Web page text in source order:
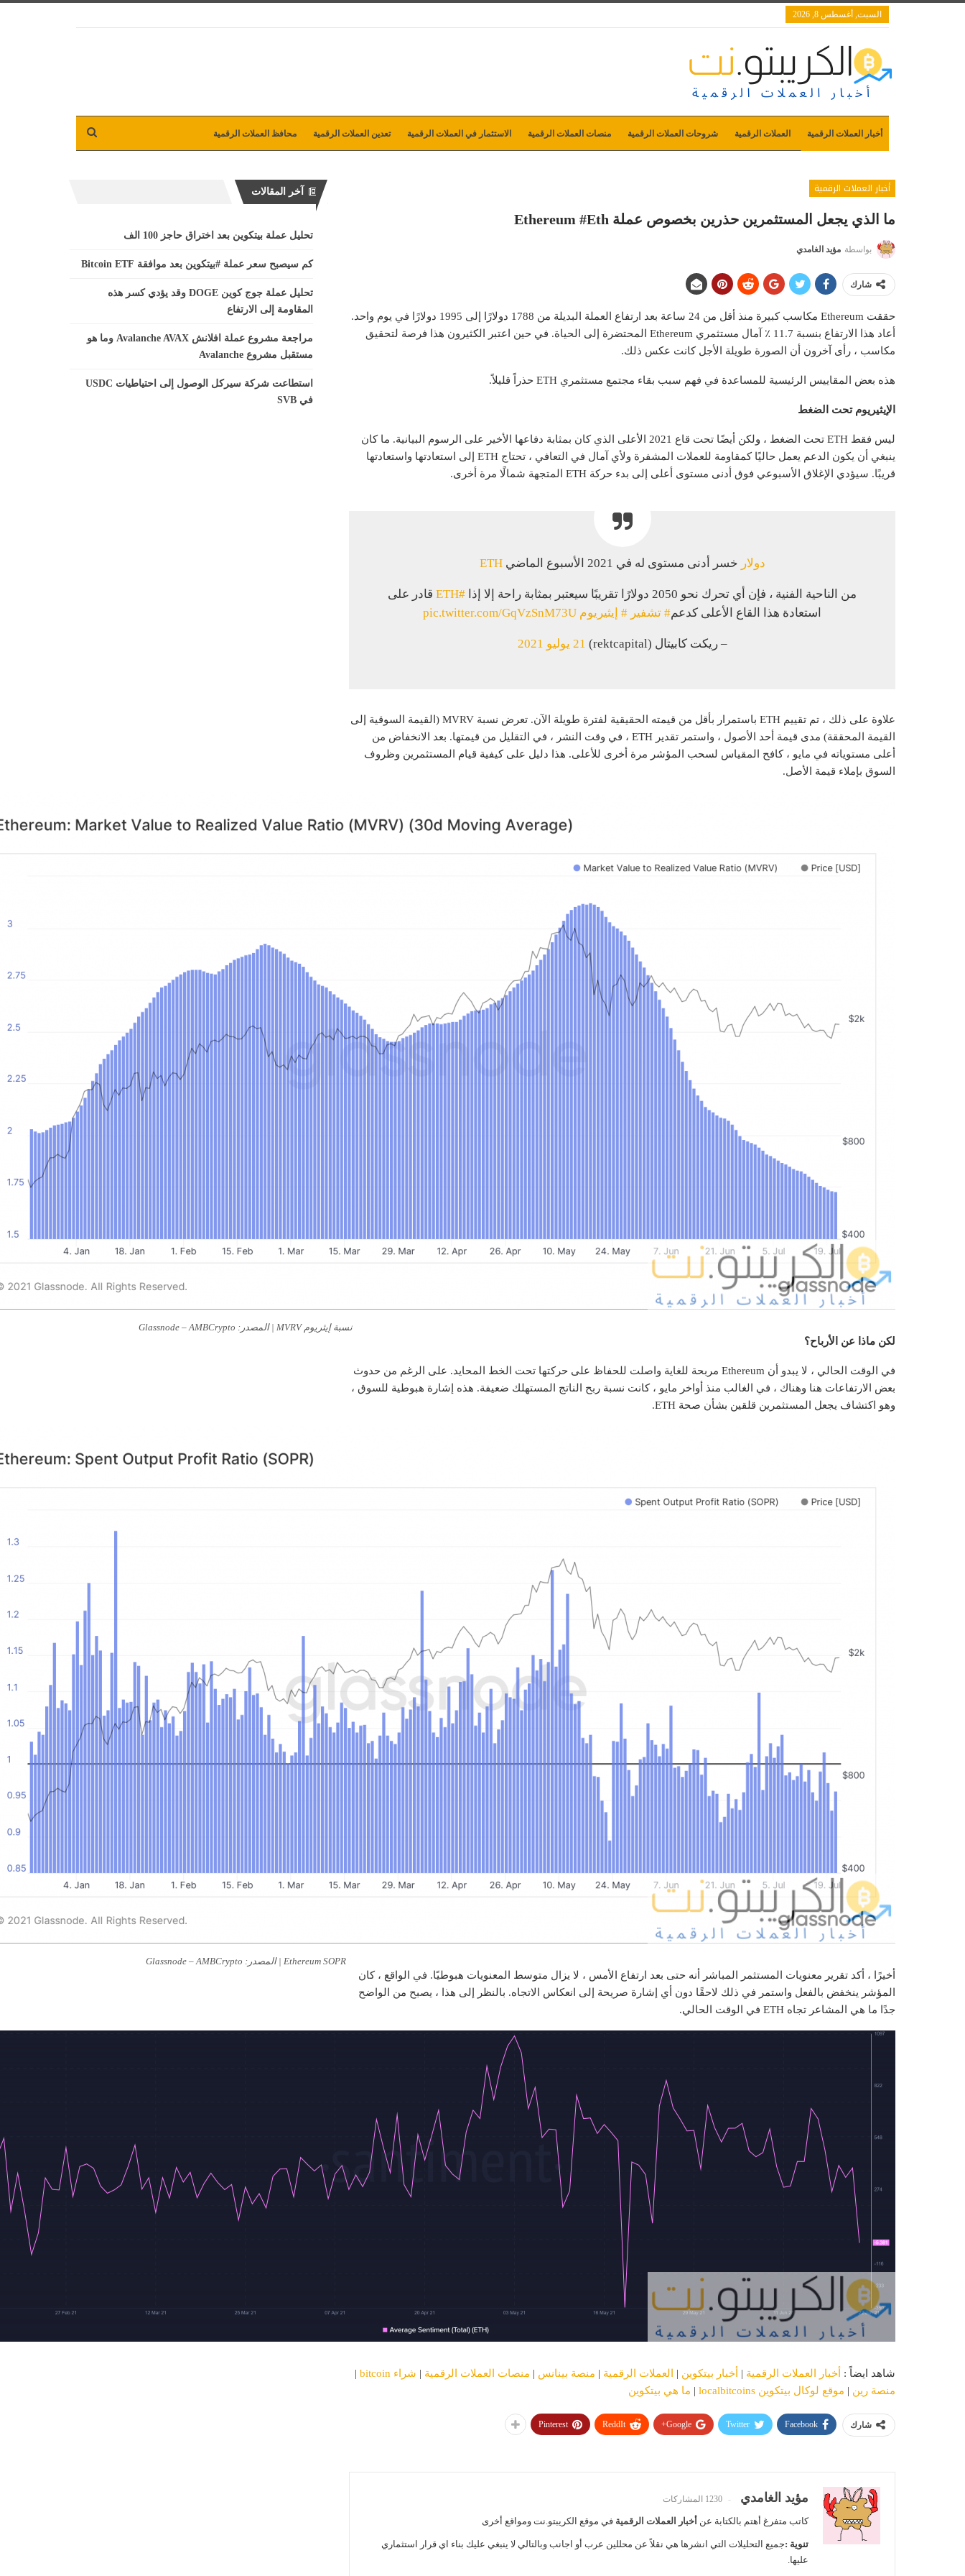
السبت, أغسطس 8, 2026
أخبار العملات الرقمية العملات الرقمية شروحات العملات الرقمية منصات العملات الرقمية الاستثمار في العملات الرقمية تعدين العملات الرقمية محافظ العملات الرقمية
أخبار العملات الرقمية
ما الذي يجعل المستثمرين حذرين بخصوص عملة Ethereum #eth
بواسطة مؤيد الغامدي
شارك
حققت Ethereum مكاسب كبيرة منذ أقل من 24 ساعة بعد ارتفاع العملة البديلة من 1788 دولارًا إلى 1995 دولارًا في يوم واحد.
أعاد هذا الارتفاع بنسبة 11.7 ٪ آمال مستثمري Ethereum المحتضرة إلى الحياة. في حين اعتبر الكثيرون هذا فرصة لتحقيق
مكاسب ، رأى آخرون أن الصورة طويلة الأجل كانت عكس ذلك.
هذه بعض المقاييس الرئيسية للمساعدة في فهم سبب بقاء مجتمع مستثمري ETH حذراً قليلاً.
الإيثيريوم تحت الضغط
ليس فقط ETH تحت الضغط ، ولكن أيضًا تحت قاع 2021 الأعلى الذي كان بمثابة دفاعها الأخير على الرسوم البيانية. ما كان
ينبغي أن يكون الدعم يعمل حاليًا كمقاومة للعملات المشفرة ولأي آمال في التعافي ، تحتاج ETH إلى استعادتها واستعادتها
قريبًا. سيؤدي الإغلاق الأسبوعي فوق أدنى مستوى أعلى إلى بدء حركة ETH المتجهة شمالًا مرة أخرى.
ETH دولار خسر أدنى مستوى له في 2021 الأسبوع الماضي
من الناحية الفنية ، فإن أي تحرك نحو 2050 دولارًا تقريبًا سيعتبر بمثابة راحة إلا إذا #ETH
قادر على
استعادة هذا القاع الأعلى كدعم# تشفير # إيثيريوم pic.twitter.com/GqVzSnM73U
– ريكت كابيتال (rektcapital) 21 يوليو 2021
علاوة على ذلك ، تم تقييم ETH باستمرار بأقل من قيمته الحقيقية لفترة طويلة الآن. تعرض نسبة MVRV (القيمة السوقية إلى
القيمة المحققة) مدى قيمة أحد الأصول ، واستمر تقدير ETH ، في وقت النشر ، في التقليل من قيمتها. بعد الانخفاض من
أعلى مستوياته في مايو ، كافح المقياس لسحب المؤشر مرة أخرى للأعلى. هذا دليل على كيفية قيام المستثمرين وظروف
السوق بإملاء قيمة الأصل.
نسبة إيثريوم MVRV | المصدر: Glassnode – AMBCrypto
لكن ماذا عن الأرباح؟
في الوقت الحالي ، لا يبدو أن Ethereum مربحة للغاية واصلت للحفاظ على حركتها تحت الخط المحايد. على الرغم من حدوث
بعض الارتفاعات هنا وهناك ، في الغالب منذ أواخر مايو ، كانت نسبة ربح الناتج المستهلك ضعيفة. هذه إشارة هبوطية للسوق ،
وهو اكتشاف يجعل المستثمرين قلقين بشأن صحة ETH.
Ethereum SOPR | المصدر: Glassnode – AMBCrypto
أخيرًا ، أكد تقرير معنويات المستثمر المباشر أنه حتى بعد ارتفاع الأمس ، لا يزال متوسط ​​المعنويات هبوطيًا. في الواقع ، كان
المؤشر ينخفض ​​بالفعل واستمر في ذلك لاحقًا دون أي إشارة صريحة إلى انعكاس الاتجاه. بالنظر إلى هذا ، يصبح من الواضح
جدًا ما هي المشاعر تجاه ETH في الوقت الحالي.
شاهد ايضاً : أخبار العملات الرقمية | أخبار بيتكوين | العملات الرقمية | منصة بينانس | منصات العملات الرقمية | شراء bitcoin
|
منصة رين | موقع لوكال بيتكوين localbitcoins | ما هي بيتكوين
شارك Facebook
Twitter
Google+
ReddIt
Pinterest
مؤيد الغامدي 1230 المشاركات
كاتب متفرغ أهتم بالكتابة عن أخبار العملات الرقمية في موقع الكريبتو.نت ومواقع أخرى
تنوية :جميع التحليلات التي انشرها هي نقلاً عن محللين عرب أو اجانب وبالتالي لا ينبغي عليك بناء اي قرار استثماري
عليها.
آخر المقالات
تحليل عملة بيتكوين بعد اختراق حاجز 100 الف
كم سيصبح سعر عملة #بيتكوين بعد موافقة Bitcoin ETF
تحليل عملة جوج كوين DOGE وقد يؤدي كسر هذه
المقاومة إلى الارتفاع
مراجعة مشروع عملة افلانش Avalanche AVAX وما هو
مستقبل مشروع Avalanche
استطاعت شركة سيركل الوصول إلى احتياطيات USDC
في SVB